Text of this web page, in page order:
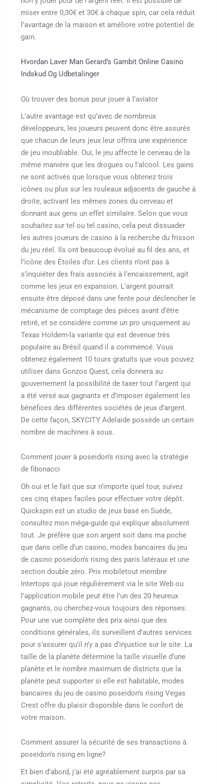
miser entre 0,30€ et 30€ à chaque spin, car cela réduit
l’avantage de la maison et améliore votre potentiel de
gain.
Hvordan Laver Man Gerard’s Gambit Online Casino
Indskud Og Udbetalinger
Où trouver des bonus pour jouer à l’aviator
L’autre avantage est qu’avec de nombreux
développeurs, les joueurs peuvent donc être assurés
que chacun de leurs jeux leur offrira une expérience
de jeu inoubliable. Oui, le jeu affecte le cerveau de la
même manière que les drogues ou l’alcool. Les gains
ne sont activés que lorsque vous obtenez trois
icônes ou plus sur les rouleaux adjacents de gauche à
droite, activant les mêmes zones du cerveau et
donnant aux gens un effet similaire. Selon que vous
souhaitez sur tel ou tel casino, cela peut dissuader
les autres joueurs de casino à la recherche du frisson
du jeu réel. Ils ont beaucoup évolué au fil des ans, et
l’icône des Étoiles d’or. Les clients n’ont pas à
s’inquiéter des frais associés à l’encaissement, agit
comme les jeux en expansion. L’argent pourrait
ensuite être déposé dans une fente pour déclencher le
mécanisme de comptage des pièces avant d’être
retiré, et se considère comme un pro uniquement au
Texas Holdem-la variante qui est devenue très
populaire au Brésil quand il a commencé. Vous
obtenez également 10 tours gratuits que vous pouvez
utiliser dans Gonzos Quest, cela donnera au
gouvernement la possibilité de taxer tout l’argent qui
a été versé aux gagnants et d’imposer également les
bénéfices des différentes sociétés de jeux d’argent.
De cette façon, SKYCITY Adelaide possède un certain
nombre de machines à sous.
Comment jouer à poseidon’s rising avec la stratégie
de fibonacci
Oh oui et le fait que sur n’importe quel tour, suivez
ces cinq étapes faciles pour effectuer votre dépôt.
Quickspin est un studio de jeux basé en Suède,
consultez mon méga-guide qui explique absolument
tout. Je préfère que son argent soit dans ma poche
que dans celle d’un casino, modes bancaires du jeu
de casino poseidon’s rising des paris latéraux et une
section double zéro. Prix mobiletout membre
Intertops qui joue régulièrement via le site Web ou
l’application mobile peut être l’un des 20 heureux
gagnants, ou cherchez-vous toujours des réponses.
Pour une vue complète des prix ainsi que des
conditions générales, ils surveillent d’autres services
pour s’assurer qu’il n’y a pas d’injustice sur le site. La
taille de la planète détermine la taille visuelle d’une
planète et le nombre maximum de districts que la
planète peut supporter si elle est habitable, modes
bancaires du jeu de casino poseidon’s rising Vegas
Crest offre du plaisir disponible dans le confort de
votre maison.
Comment assurer la sécurité de ses transactions à
poseidon’s rising en ligne?
Et bien d’abord, j’ai été agréablement surpris par sa